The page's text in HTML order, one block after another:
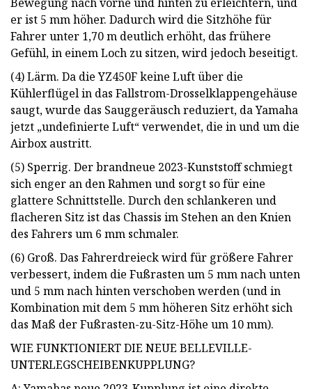
er ist 5 mm höher. Dadurch wird die Sitzhöhe für
Fahrer unter 1,70 m deutlich erhöht, das frühere
Gefühl, in einem Loch zu sitzen, wird jedoch beseitigt.
(4) Lärm. Da die YZ450F keine Luft über die
Kühlerflügel in das Fallstrom-Drosselklappengehäuse
saugt, wurde das Sauggeräusch reduziert, da Yamaha
jetzt „undefinierte Luft“ verwendet, die in und um die
Airbox austritt.
(5) Sperrig. Der brandneue 2023-Kunststoff schmiegt
sich enger an den Rahmen und sorgt so für eine
glattere Schnittstelle. Durch den schlankeren und
flacheren Sitz ist das Chassis im Stehen an den Knien
des Fahrers um 6 mm schmaler.
(6) Groß. Das Fahrerdreieck wird für größere Fahrer
verbessert, indem die Fußrasten um 5 mm nach unten
und 5 mm nach hinten verschoben werden (und in
Kombination mit dem 5 mm höheren Sitz erhöht sich
das Maß der Fußrasten-zu-Sitz-Höhe um 10 mm).
WIE FUNKTIONIERT DIE NEUE BELLEVILLE-
UNTERLEGSCHEIBENKUPPLUNG?